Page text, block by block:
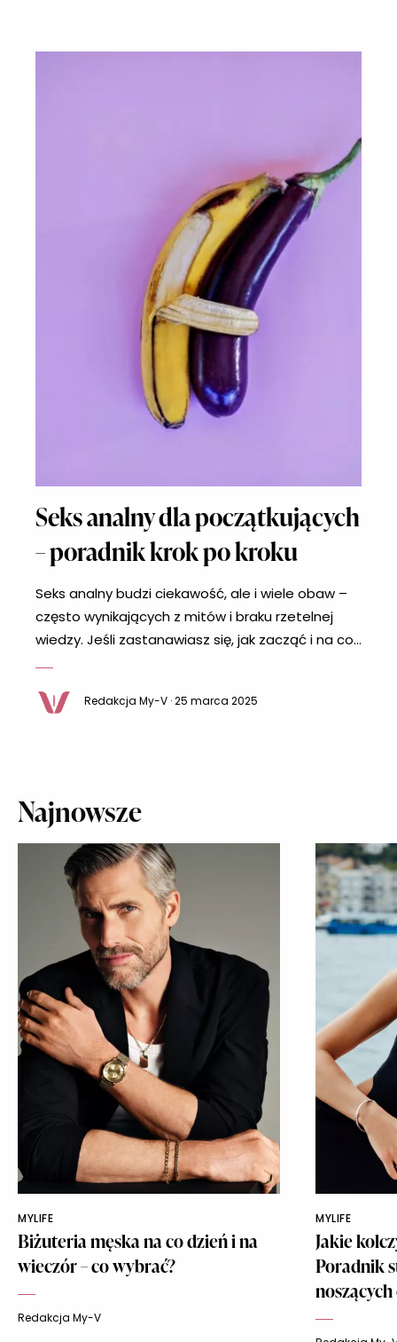
Seks analny dla początkujących
– poradnik krok po kroku
Seks analny budzi ciekawość, ale i wiele obaw –
często wynikających z mitów i braku rzetelnej
wiedzy. Jeśli zastanawiasz się, jak zacząć i na co
zwrócić uwagę, ten poradnik rozwieje Twoje
bezpieczeństwo seksu analnego, przygotowanie
Redakcja My-V · 25 marca 2025
Najnowsze
MYLIFE
Biżuteria męska na co dzień i na
wieczór – co wybrać?
Redakcja My-V
MYLIFE
Jakie
Poradnik